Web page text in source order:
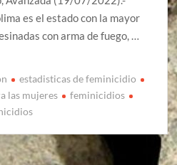
es el estado con la mayor
con arma de fuego, …
estadisticas de feminicidio
las mujeres
feminicidios